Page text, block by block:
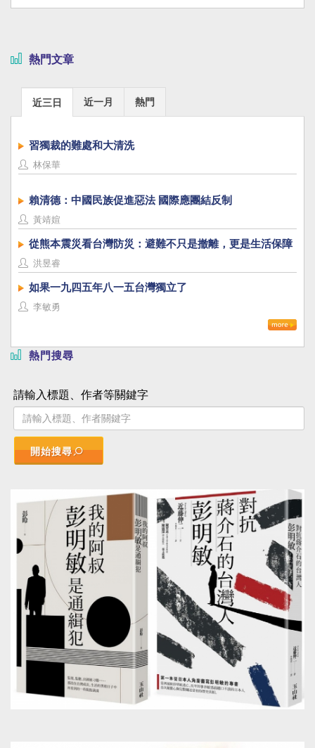
熱門文章
近三日 近一月 熱門
習獨裁的難處和大清洗
林保華
賴清德：中國民族促進惡法 國際應團結反制
黃靖媗
從熊本震災看台灣防災：避難不只是撤離，更是生活保障
洪昱睿
如果一九四五年八一五台灣獨立了
李敏勇
熱門搜尋
請輸入標題、作者等關鍵字
開始搜尋